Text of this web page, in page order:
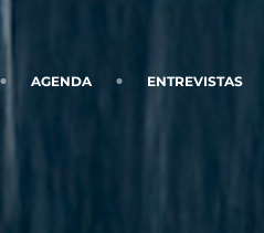
AGENDA ENTREVISTAS